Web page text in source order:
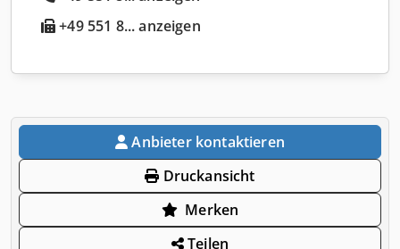
+49 551 8... anzeigen
Anbieter kontaktieren
Druckansicht
Merken
Teilen